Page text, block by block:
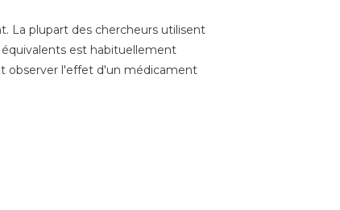
La plupart des chercheurs utilisent
est habituellement
observer l'effet d'un médicament